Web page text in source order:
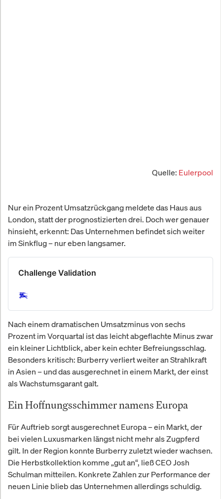
Quelle: Eulerpool
Nur ein Prozent Umsatzrückgang meldete das Haus aus
London, statt der prognostizierten drei. Doch wer genauer
hinsieht, erkennt: Das Unternehmen befindet sich weiter
im Sinkflug – nur eben langsamer.
Challenge Validation
Nach einem dramatischen Umsatzminus von sechs
Prozent im Vorquartal ist das leicht abgeflachte Minus zwar
ein kleiner Lichtblick, aber kein echter Befreiungsschlag.
Besonders kritisch: Burberry verliert weiter an Strahlkraft
in Asien – und das ausgerechnet in einem Markt, der einst
als Wachstumsgarant galt.
Ein Hoffnungsschimmer namens Europa
Für Auftrieb sorgt ausgerechnet Europa – ein Markt, der
bei vielen Luxusmarken längst nicht mehr als Zugpferd
gilt. In der Region konnte Burberry zuletzt wieder wachsen.
Die Herbstkollektion komme „gut an“, ließ CEO Josh
Schulman mitteilen. Konkrete Zahlen zur Performance der
neuen Linie blieb das Unternehmen allerdings schuldig.